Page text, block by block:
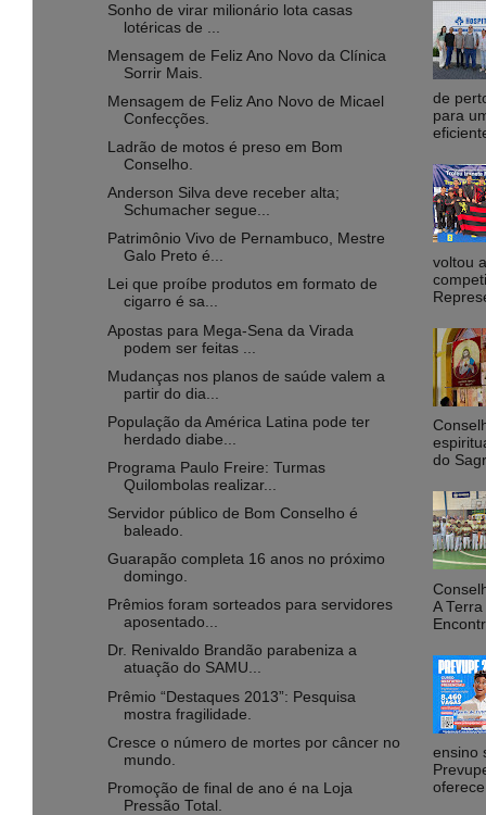
Sonho de virar milionário lota casas
lotéricas de ...
Mensagem de Feliz Ano Novo da Clínica
Sorrir Mais.
Mensagem de Feliz Ano Novo de Micael
Confecções.
Ladrão de motos é preso em Bom
Conselho.
Anderson Silva deve receber alta;
Schumacher segue...
Patrimônio Vivo de Pernambuco, Mestre
Galo Preto é...
Lei que proíbe produtos em formato de
cigarro é sa...
Apostas para Mega-Sena da Virada
podem ser feitas ...
Mudanças nos planos de saúde valem a
partir do dia...
População da América Latina pode ter
herdado diabe...
Programa Paulo Freire: Turmas
Quilombolas realizar...
Servidor público de Bom Conselho é
baleado.
Guarapão completa 16 anos no próximo
domingo.
Prêmios foram sorteados para servidores
aposentado...
Dr. Renivaldo Brandão parabeniza a
atuação do SAMU...
Prêmio “Destaques 2013”: Pesquisa
mostra fragilidade.
Cresce o número de mortes por câncer no
mundo.
Promoção de final de ano é na Loja
Pressão Total.
de
para
voltou
do
A
ensino